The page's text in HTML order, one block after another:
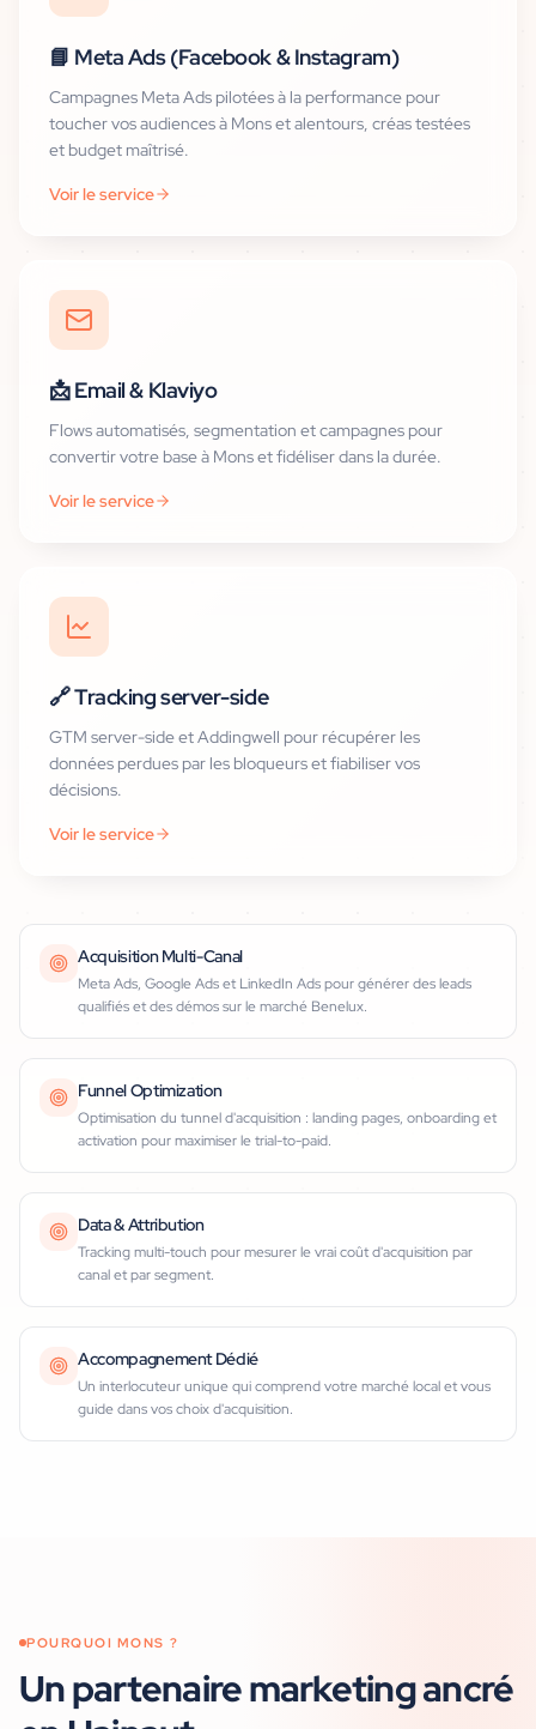
📘 Meta Ads (Facebook & Instagram)
Campagnes Meta Ads pilotées à la performance pour
toucher vos audiences à Mons et alentours, créas testées
et budget maîtrisé.
Voir le service
📩Email & Klaviyo
Flows automatisés, segmentation et campagnes pour
convertir votre base à Mons et fidéliser dans la durée.
Voir le service
🔗Tracking server-side
GTM server-side et Addingwell pour récupérer les
données perdues par les bloqueurs et fiabiliser vos
décisions.
Voir le service
Acquisition Multi-Canal
Meta Ads, Google Ads et LinkedIn Ads pour générer des leads
qualifiés et des démos sur le marché Benelux.
Funnel Optimization
Optimisation du tunnel d'acquisition : landing pages, onboarding et
activation pour maximiser le trial-to-paid.
Data & Attribution
Tracking multi-touch pour mesurer le vrai coût d'acquisition par
canal et par segment.
Accompagnement Dédié
Un interlocuteur unique qui comprend votre marché local et vous
guide dans vos choix d'acquisition.
POURQUOI MONS ?
Un partenaire marketing ancré